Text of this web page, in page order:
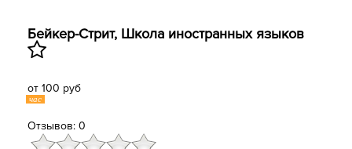
Бейкер-Стрит, Школа иностранных языков
от 100 руб
час
Отзывов: 0